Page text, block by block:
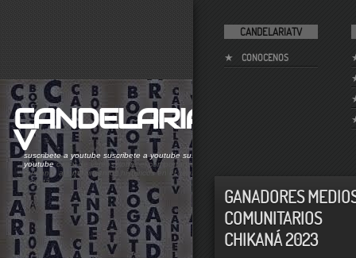
CANDELARIATV
CONOCENOS
CANDELARIAT
Vsuscribete a youtube suscribete a youtube suscribete a
youtubecanal de videos sobre el comportamiento
humano. acontecimientos históricos en el centro de
bogotá
GANADORES
COMUNITARIOS
CHIKANÁ 2023